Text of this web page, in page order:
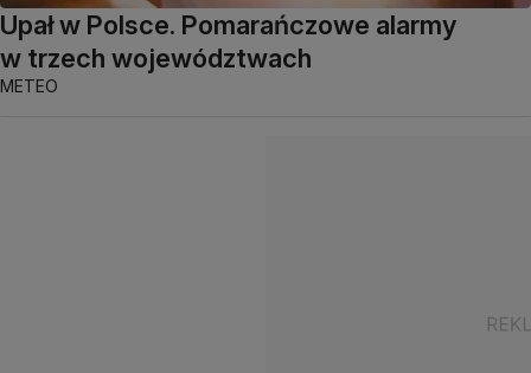
Upał w Polsce. Pomarańczowe alarmy
w trzech województwach
METEO